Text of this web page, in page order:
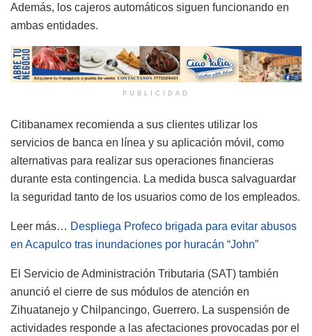
Además, los cajeros automáticos siguen funcionando en
ambas entidades.
PUBLICIDAD
Citibanamex recomienda a sus clientes utilizar los
servicios de banca en línea y su aplicación móvil, como
alternativas para realizar sus operaciones financieras
durante esta contingencia. La medida busca salvaguardar
la seguridad tanto de los usuarios como de los empleados.
Leer más… Despliega Profeco brigada para evitar abusos
en Acapulco tras inundaciones por huracán “John”
El Servicio de Administración Tributaria (SAT) también
anunció el cierre de sus módulos de atención en
Zihuatanejo y Chilpancingo, Guerrero. La suspensión de
actividades responde a las afectaciones provocadas por el